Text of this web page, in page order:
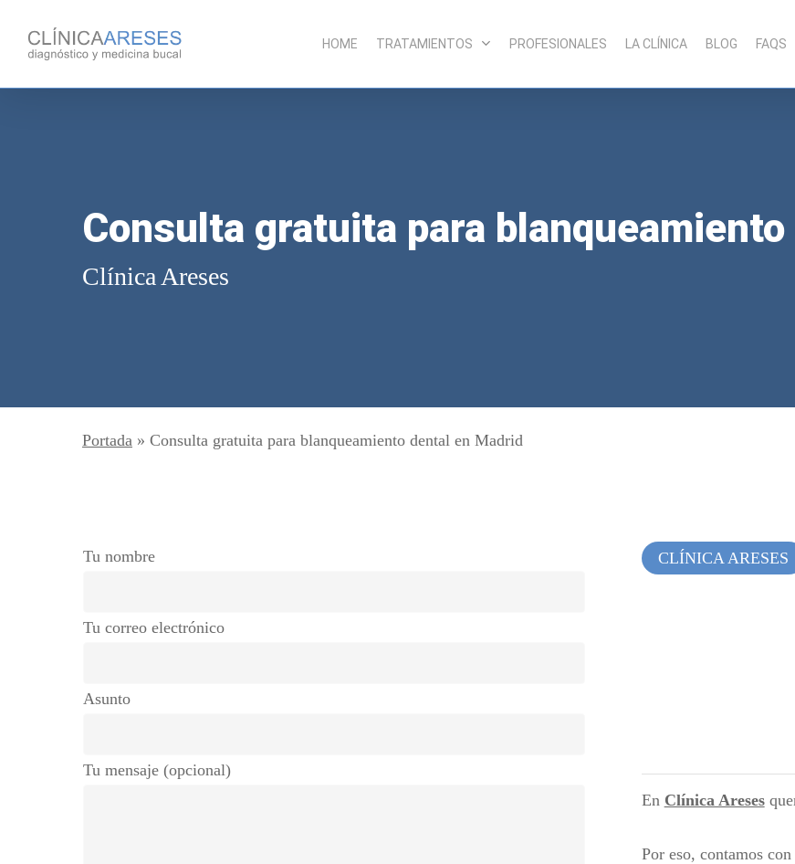
HOME TRATAMIENTOS PROFESIONALES LA CLÍNICA BLOG FAQS
Consulta gratuita para
Clínica Areses
Portada » Consulta gratuita para blanqueamiento dental en Madrid
Tu nombre
Tu correo electrónico
Asunto
Tu mensaje (opcional)
CLÍNICA ARESES
En Clínica Areses
Por eso, contamos